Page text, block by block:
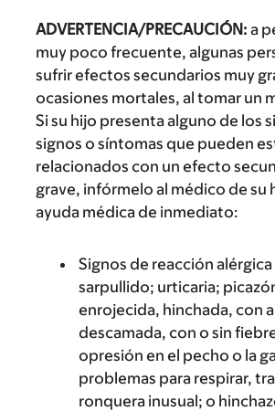
ADVERTENCIA/PRECAUCIÓN: a
muy poco frecuente, algunas
sufrir efectos secundarios muy
ocasiones mortales, al tomar un
Si su hijo presenta alguno de los
signos o síntomas que pueden
relacionados con un efecto
grave, infórmelo al médico de su
ayuda médica de inmediato:
Signos de reacción
sarpullido; urticaria;
enrojecida, hinchada, con
descamada, con o sin
opresión en el pecho o la
problemas para respirar,
ronquera inusual; o